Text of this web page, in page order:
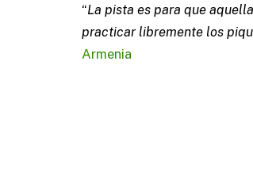
“La pista es para que
practicar libremente los
Armenia